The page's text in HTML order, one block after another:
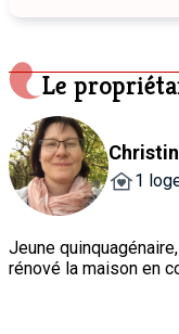
Le
1
Jeune
rénové la maison en
quelques belles